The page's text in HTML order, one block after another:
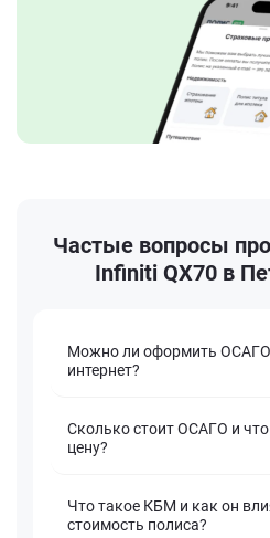
Частые вопросы
Infiniti QX70 в
Можно ли оформить ОСАГО
интернет?
Сколько стоит ОСАГО и что
цену?
Что такое КБМ и как он
стоимость полиса?